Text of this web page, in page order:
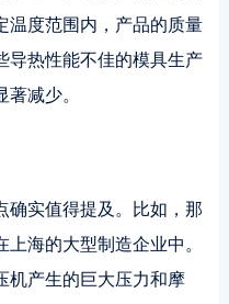
温度范围内，产品的质量
导热性能不佳的模具生产
减少。
确实值得提及。比如，那
海的大型制造企业中。
机产生的巨大压力和摩